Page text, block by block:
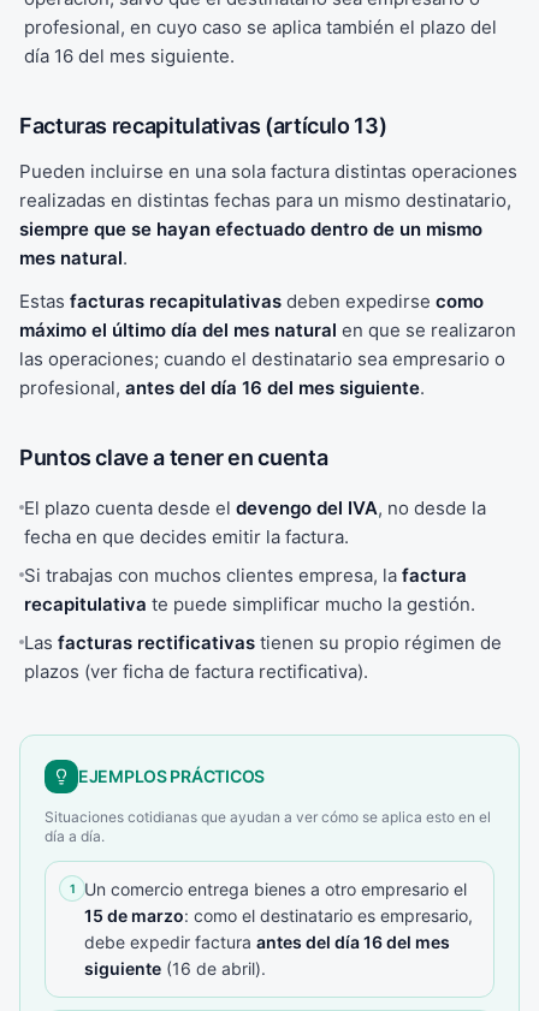
profesional, en cuyo caso se aplica también el plazo del
día 16 del mes siguiente.
Facturas recapitulativas (artículo 13)
Pueden incluirse en una sola factura distintas operaciones
realizadas en distintas fechas para un mismo destinatario,
siempre que se hayan efectuado dentro de un mismo
mes natural.
Estas facturas recapitulativas deben expedirse como
máximo el último día del mes natural en que se realizaron
las operaciones; cuando el destinatario sea empresario o
profesional, antes del día 16 del mes siguiente.
Puntos clave a tener en cuenta
El plazo cuenta desde el devengo del IVA, no desde la
fecha en que decides emitir la factura.
Si trabajas con muchos clientes empresa, la factura
recapitulativa te puede simplificar mucho la gestión.
Las facturas rectificativas tienen su propio régimen de
plazos (ver ficha de factura rectificativa).
EJEMPLOS PRÁCTICOS
Situaciones cotidianas que ayudan a ver cómo se aplica esto en el
día a día.
1
Un comercio entrega bienes a otro empresario el
15 de marzo: como el destinatario es empresario,
debe expedir factura antes del día 16 del mes
siguiente (16 de abril).